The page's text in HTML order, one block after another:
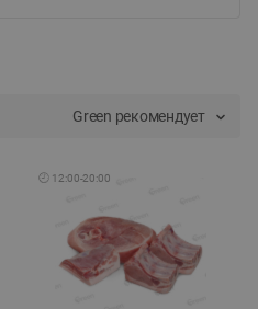
Green рекомендует
🕘 12:00-20:00